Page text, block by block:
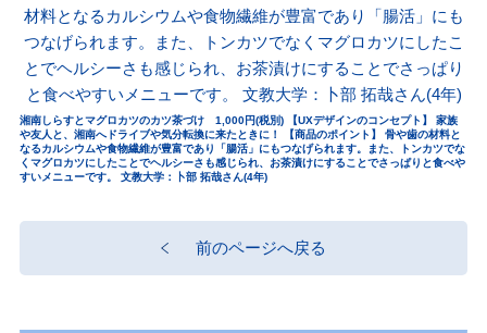
湘南しらすとマグロカツのカツ茶づけ 1,000円(税別) 【UXデザインのコンセプト】 家族
や友人と、湘南へドライブや気分転換に来たときに！ 【商品のポイント】 骨や歯の材料と
なるカルシウムや食物繊維が豊富であり「腸活」にもつなげられます。また、トンカツでな
くマグロカツにしたことでヘルシーさも感じられ、お茶漬けにすることでさっぱりと食べや
すいメニューです。 文教大学：卜部 拓哉さん(4年)
前のページへ戻る